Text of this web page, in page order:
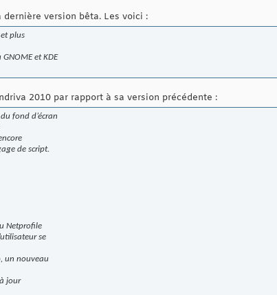
version bêta. Les voici :
plus
et KDE
2010 par rapport à sa version précédente :
fond d’écran
de script.
Netprofile
se
un nouveau
jour